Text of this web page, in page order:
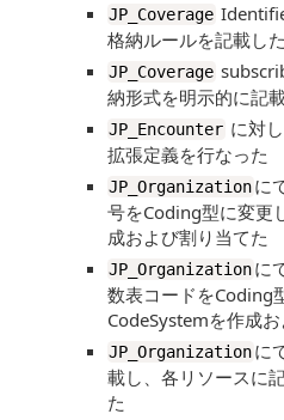
JP_Coverage
格納ルールを記載した
JP_Coverage
納形式を明示的に記
JP_Encounter に対
拡張定義を行なった
JP_Organizationに
号をCoding型に変更
成および割り当てた
JP_Organizationに
数表コードをCoding
CodeSystemを作成
JP_Organizationに
載し、各リソースに
た